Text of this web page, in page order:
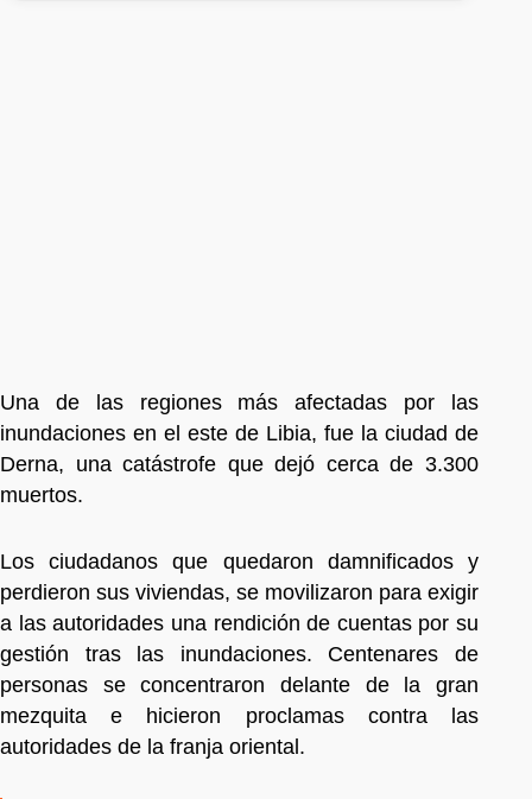
Una de las regiones más afectadas por las
inundaciones en el este de Libia, fue la ciudad de
Derna, una catástrofe que dejó cerca de 3.300
muertos.
Los ciudadanos que quedaron damnificados y
perdieron sus viviendas, se movilizaron para exigir
a las autoridades una rendición de cuentas por su
gestión tras las inundaciones. Centenares de
personas se concentraron delante de la gran
mezquita e hicieron proclamas contra las
autoridades de la franja oriental.